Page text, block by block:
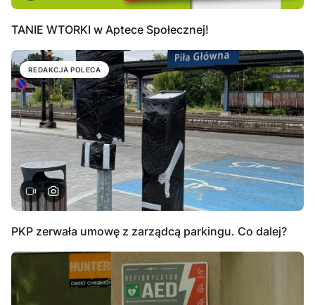
TANIE WTORKI w Aptece Społecznej!
REDAKCJA POLECA
PKP zerwała umowę z zarządcą parkingu. Co dalej?